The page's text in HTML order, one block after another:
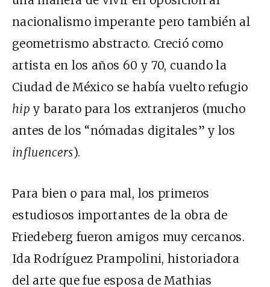
nacionalismo imperante pero también al
geometrismo abstracto. Creció como
artista en los años 60 y 70, cuando la
Ciudad de México se había vuelto refugio
hip y barato para los extranjeros (mucho
antes de los “nómadas digitales” y los
influencers).
Para bien o para mal, los primeros
estudiosos importantes de la obra de
Friedeberg fueron amigos muy cercanos.
Ida Rodríguez Prampolini, historiadora
del arte que fue esposa de Mathias